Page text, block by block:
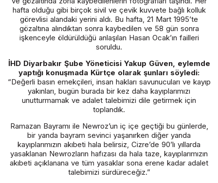
hafta olduğu gibi birçok sivil ve çevik kuvvete bağlı kolluk
görevlisi alandaki yerini aldı. Bu hafta, 21 Mart 1995’te
gözaltına alındıktan sonra kaybedilen ve 58 gün sonra
işkenceyle öldürüldüğü anlaşılan Hasan Ocak’ın failleri
soruldu.
İHD Diyarbakır Şube Yöneticisi Yakup Güven, eylemde
yaptığı konuşmada Kürtçe olarak şunları söyledi:
“Değerli basın emekçileri, insan hakları savunucuları ve kayıp
yakınları, bugün burada bir kez daha kayıplarımızı
unutturmamak ve adalet talebimizi dile getirmek için
toplandık.
Ramazan Bayramı ile Newroz’un iç içe geçtiği bu günlerde,
bir yanda bayram sevinci yaşanırken diğer yanda
kayıplarımızın akıbeti hala belirsiz, Cizre’de 90’lı yıllarda
yasaklanan Newrozların hafızası da hala taze, kayıplarımızın
akıbeti açıklanana ve tüm yasaklar sona erene kadar adalet
talebimizi sürdüreceğiz.”